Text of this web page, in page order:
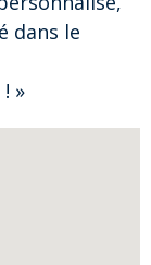
dans le
»